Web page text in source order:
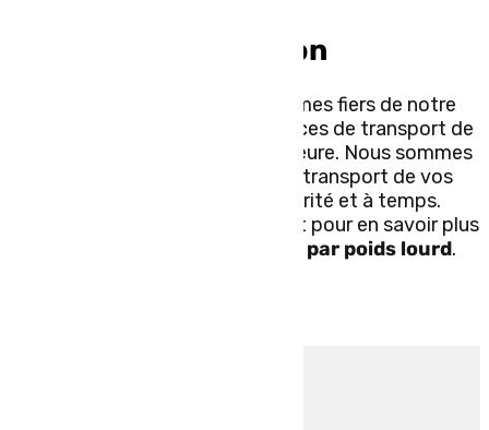
Conclusion
Chez TLC Express, nous sommes fiers de notre
engagement à fournir des services de transport de
marchandises de qualité supérieure. Nous sommes
un choix de confiance pour le transport de vos
marchandises en toute sécurité et à temps.
Contactez-nous dès maintenant pour en savoir plus
transport par poids lourd.